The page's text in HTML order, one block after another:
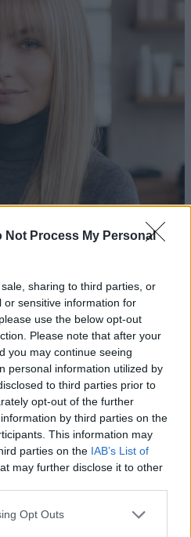
Not Process My Personal
sharing to third parties, or
or sensitive information for
use the below opt-out
Please note that after your
you may continue seeing
personal information utilized by
to third parties prior to
opt-out of the further
by third parties on the
This information may
parties on the IAB’s List of
may further disclose it to other
Opt Outs